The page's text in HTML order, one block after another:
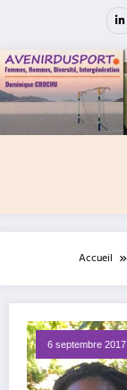
Accueil
6 septembre 2017